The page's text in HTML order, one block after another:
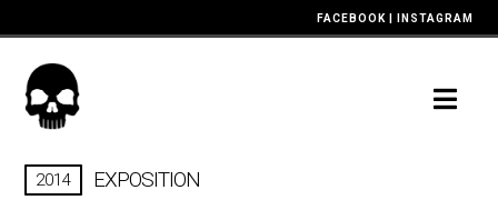
FACEBOOK| INSTAGRAM
2014 EXPOSITION